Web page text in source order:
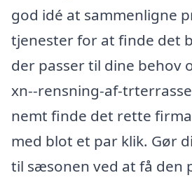
god idé at sammenligne
tjenester for at finde det
der passer til dine behov
xn--rensning-af-
nemt finde det rette
med blot et par klik. Gør
til sæsonen ved at få den